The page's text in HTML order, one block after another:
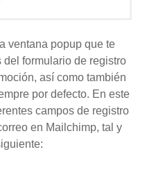
ventana popup que te
del formulario de registro
así como también
por defecto. En este
campos de registro
en Mailchimp, tal y